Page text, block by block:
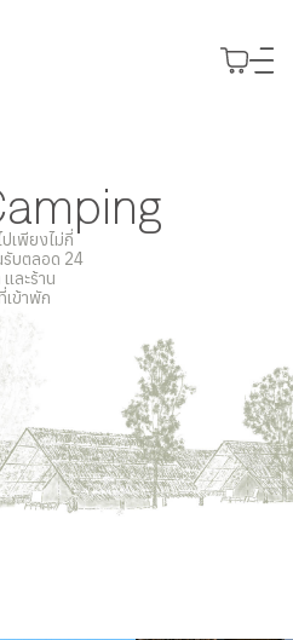
2026
ทต่างๆ
The Fields
เพียงไม่กี่
รับตลอด 24
ละร้าน
เข้าพัก